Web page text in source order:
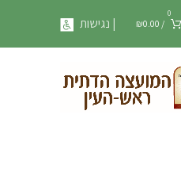
0
/
₪0.00 | נגישות